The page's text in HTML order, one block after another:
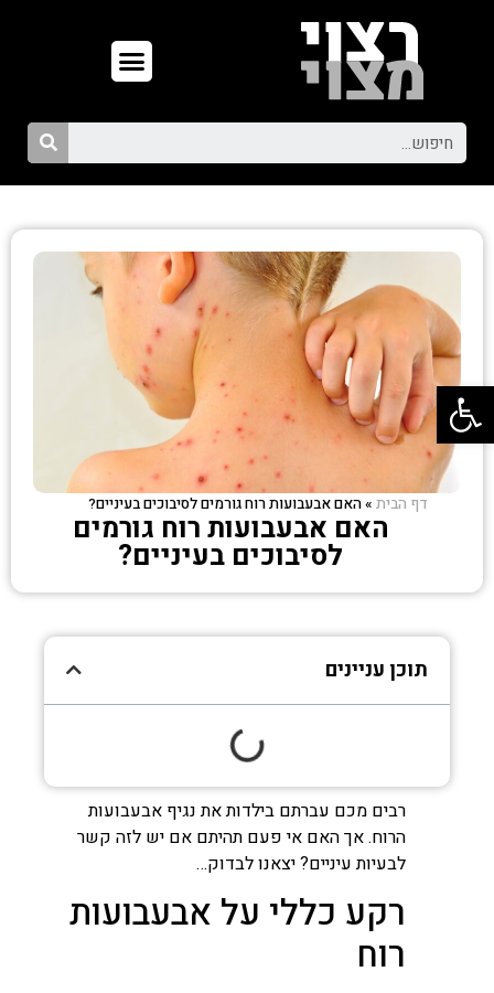
פתח סרגל נגישות
האם אבעבועות רוח גורמים
לסיבוכים בעיניים?
דף הבית »האם אבעבועות רוח גורמים לסיבוכים בעיניים?
תוכן עניינים
רבים מכם עברתם בילדות את נגיף אבעבועות
הרוח. אך האם אי פעם תהיתם אם יש לזה קשר
לבעיות עיניים? יצאנו לבדוק…
רקע כללי על אבעבועות
רוח